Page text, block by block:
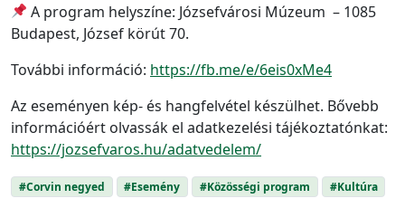
A program helyszíne: Józsefvárosi Múzeum – 1085
Budapest, József körút 70.
További információ: https://fb.me/e/6eis0xMe4
Az eseményen kép- és hangfelvétel készülhet. Bővebb
információért olvassák el adatkezelési tájékoztatónkat:
https://jozsefvaros.hu/adatvedelem/
#Corvin negyed #Esemény #Közösségi program #Kultúra